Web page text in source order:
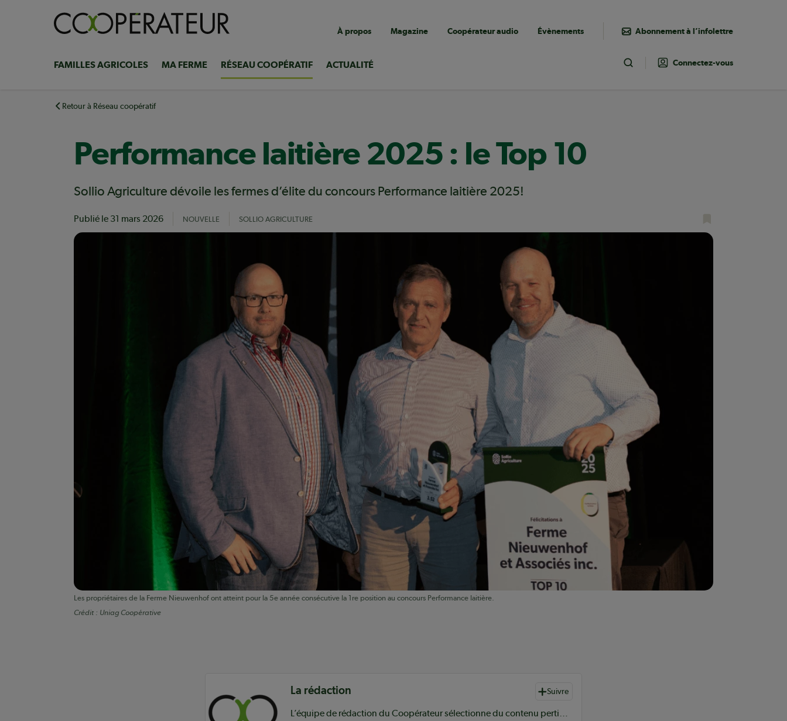
Navigation
utilitaire
À propos Magazine Coopérateur audio Évènements Abonnement à l’infolettre
Navigation
principale
FAMILLES AGRICOLES MA FERME RÉSEAU COOPÉRATIF ACTUALITÉ Toggle Search
Connectez-vous
Retour à Réseau coopératif
Performance laitière 2025 : le Top 10
Sollio Agriculture dévoile les fermes d’élite du concours Performance laitière 2025!
Publié le 31 mars 2026 NOUVELLE SOLLIO AGRICULTURE
Les propriétaires de la Ferme Nieuwenhof ont atteint pour la 5e année consécutive la 1re position au concours Performance laitière.
Crédit : Uniag Coopérative
La rédaction Suivre
L’équipe de rédaction du Coopérateur sélectionne du contenu pertinent à vos informations coopératives à l’échelle provinciale, nationale et internationale.